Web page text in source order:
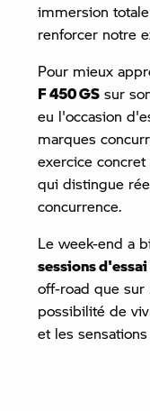
immersion
renforcer notre
Pour mieux
F 450 GSsur
eu l'occasion
marques
exercice
qui distingue
concurrence.
Le week-end a
sessions d'essai
off-road que sur
possibilité de
et les